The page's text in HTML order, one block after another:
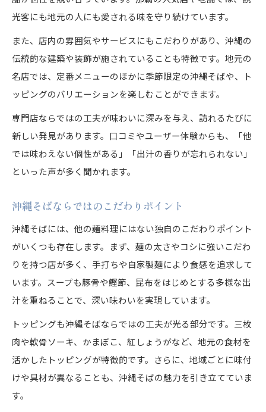
光客にも地元の人にも愛される味を守り続けています。
また、店内の雰囲気やサービスにもこだわりがあり、沖縄の
伝統的な建築や装飾が施されていることも特徴です。地元の
名店では、定番メニューのほかに季節限定の沖縄そばや、ト
ッピングのバリエーションを楽しむことができます。
専門店ならではの工夫が味わいに深みを与え、訪れるたびに
新しい発見があります。口コミやユーザー体験からも、「他
では味わえない個性がある」「出汁の香りが忘れられない」
といった声が多く聞かれます。
沖縄そばならではのこだわりポイント
沖縄そばには、他の麺料理にはない独自のこだわりポイント
がいくつも存在します。まず、麺の太さやコシに強いこだわ
りを持つ店が多く、手打ちや自家製麺により食感を追求して
います。スープも豚骨や鰹節、昆布をはじめとする多様な出
汁を重ねることで、深い味わいを実現しています。
トッピングも沖縄そばならではの工夫が光る部分です。三枚
肉や軟骨ソーキ、かまぼこ、紅しょうがなど、地元の食材を
活かしたトッピングが特徴的です。さらに、地域ごとに味付
けや具材が異なることも、沖縄そばの魅力を引き立てていま
す。